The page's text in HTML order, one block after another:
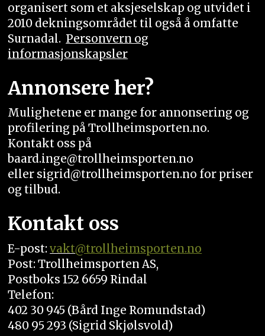
organisert som et aksjeselskap og utvidet i
2010 dekningsområdet til også å omfatte
Surnadal. Personvern og
informasjonskapsler
Annonsere her?
Mulighetene er mange for annonsering og
profilering på Trollheimsporten.no.
Kontakt oss på
baard.inge@trollheimsporten.no
eller sigrid@trollheimsporten.no for priser
og tilbud.
Kontakt oss
E-post:vakt@trollheimsporten.no
Post: Trollheimsporten AS,
Postboks 152 6659 Rindal
Telefon:
402 30 945 (Bård Inge Romundstad)
480 95 293 (Sigrid Skjølsvold)